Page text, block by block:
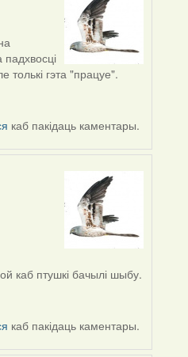
толькі гэта "працуе".
каб пакідаць каментары.
каб птушкі бачылі шыбу.
каб пакідаць каментары.